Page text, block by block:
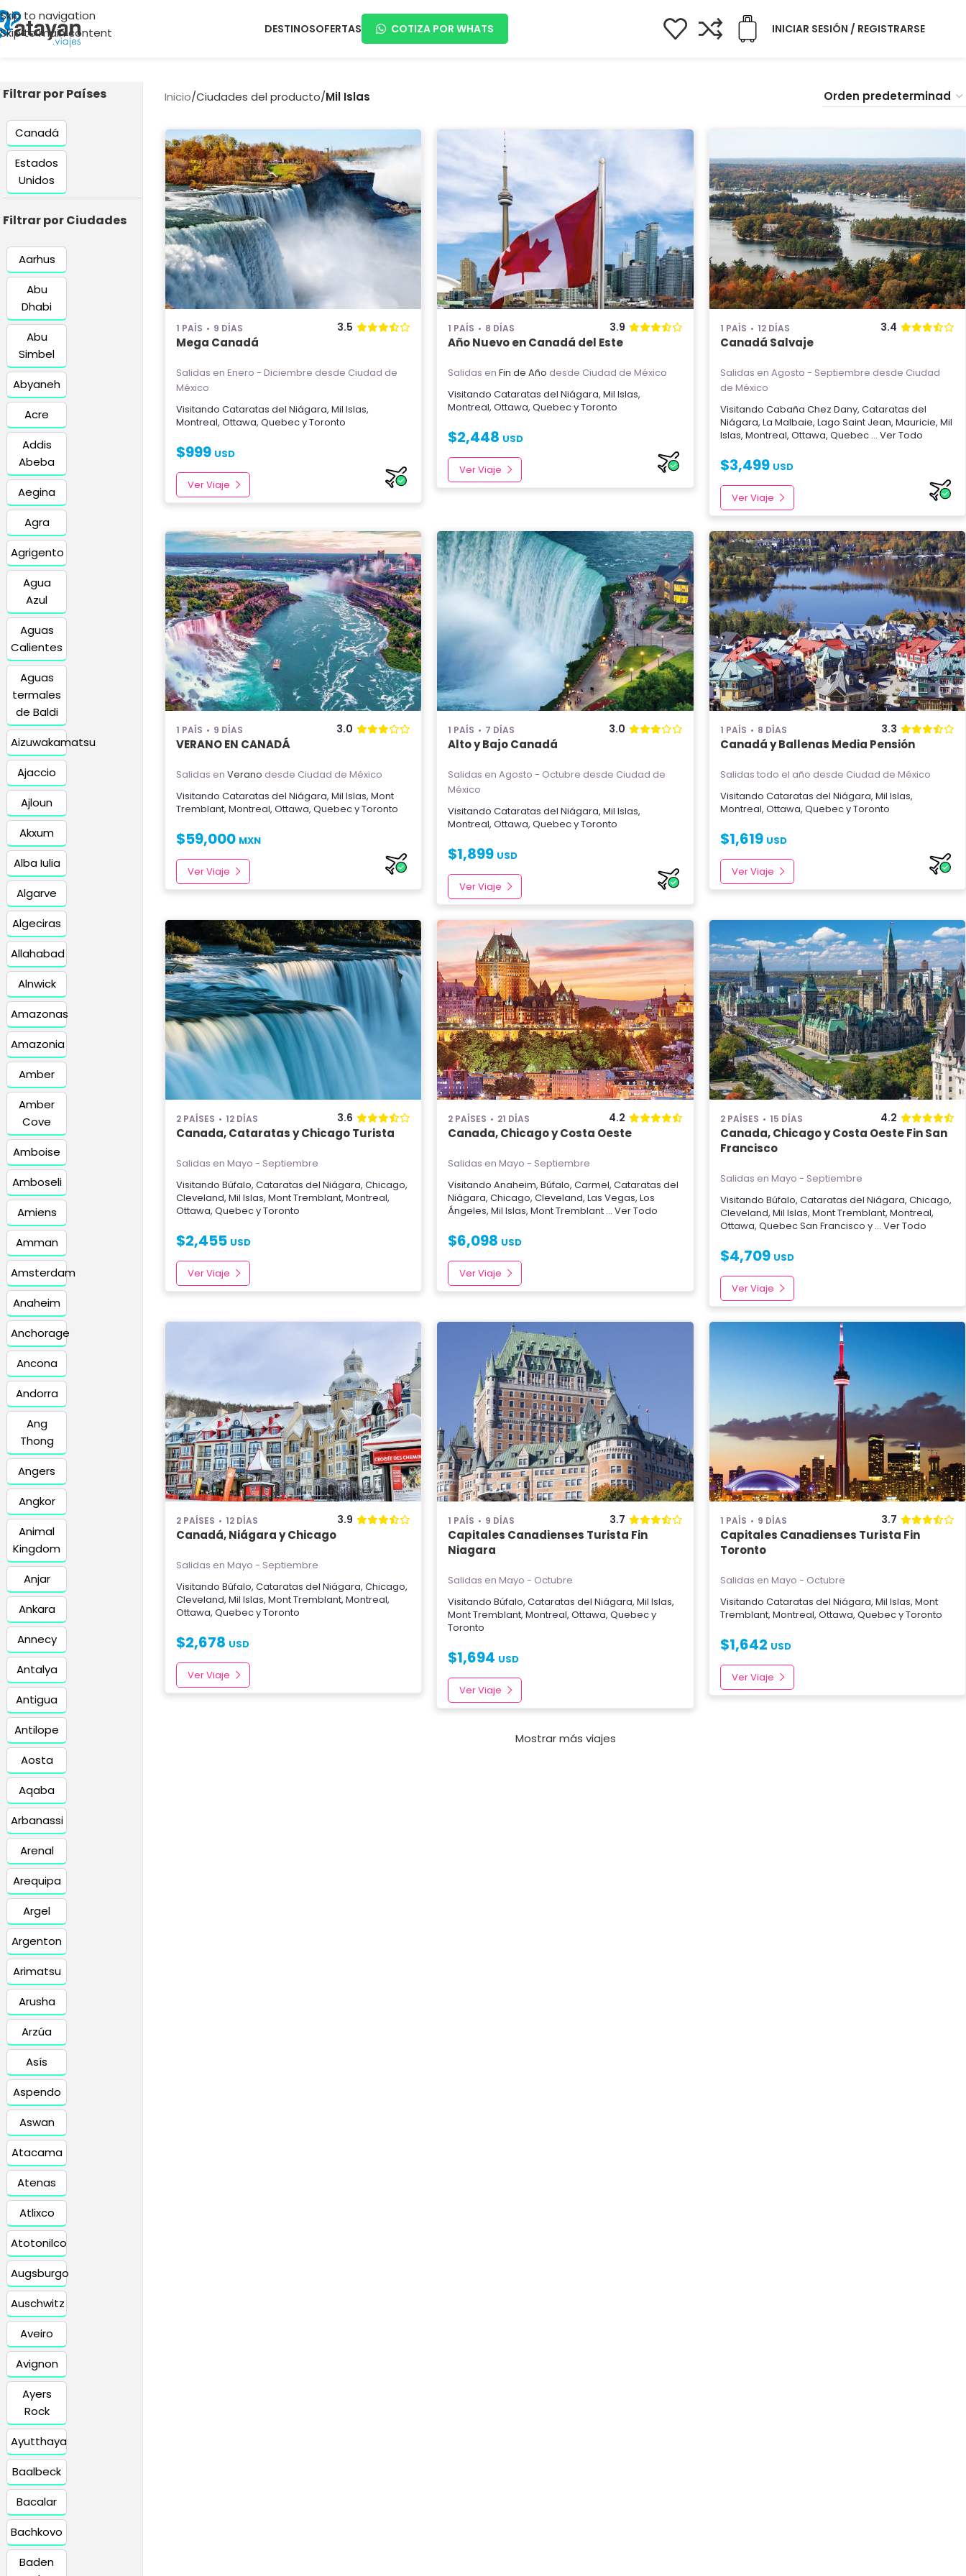
Skip to navigation
Skip to main content
DESTINOSOFERTAS COTIZA POR WHATS INICIAR SESIÓN / REGISTRARSE
Filtrar por Países
Canadá
Estados
Unidos
Filtrar por Ciudades
Aarhus
Abu
Dhabi
Abu
Simbel
Abyaneh
Acre
Addis
Abeba
Aegina
Agra
Agrigento
Agua
Azul
Aguas
Calientes
Aguas
termales
de Baldi
Aizuwakamatsu
Ajaccio
Ajloun
Akxum
Alba Iulia
Algarve
Algeciras
Allahabad
Alnwick
Amazonas
Amazonia
Amber
Amber
Cove
Amboise
Amboseli
Amiens
Amman
Amsterdam
Anaheim
Anchorage
Ancona
Andorra
Ang
Thong
Angers
Angkor
Animal
Kingdom
Anjar
Ankara
Annecy
Antalya
Antigua
Antilope
Aosta
Aqaba
Arbanassi
Arenal
Arequipa
Argel
Argenton
Arimatsu
Arusha
Arzúa
Asís
Aspendo
Aswan
Atacama
Atenas
Atlixco
Atotonilco
Augsburgo
Auschwitz
Aveiro
Avignon
Ayers
Rock
Ayutthaya
Baalbeck
Bacalar
Bachkovo
Baden
Inicio/Ciudades del producto/Mil Islas
1 PAÍS 9 DÍAS 3.5
Mega Canadá
Salidas en Enero - Diciembre desde Ciudad de
México
Visitando Cataratas del Niágara, Mil Islas,
Montreal, Ottawa, QuebecyToronto
$999 USD
Ver Viaje
1 PAÍS 8 DÍAS 3.9
Año Nuevo en Canadá del Este
Salidas enFin de Año desde Ciudad de México
VisitandoCataratas del Niágara,Mil Islas,
Montreal,Ottawa,QuebecyToronto
$2,448 USD
Ver Viaje
1 PAÍS 12 DÍAS 3.4
Canadá Salvaje
Salidas en Agosto - Septiembre desde Ciudad
de México
Visitando Cabaña Chez Dany, Cataratas del
Niágara, La Malbaie, Lago Saint Jean, Mauricie, Mil
Islas, Montreal, Ottawa, Quebec ... Ver Todo
$3,499 USD
Ver Viaje
1 PAÍS 9 DÍAS 3.0
VERANO EN CANADÁ
Salidas en Verano desde Ciudad de México
Visitando Cataratas del Niágara, Mil Islas, Mont
Tremblant, Montreal, Ottawa, QuebecyToronto
$59,000 MXN
Ver Viaje
1 PAÍS 7 DÍAS 3.0
Alto y Bajo Canadá
Salidas en Agosto - Octubre desde Ciudad de
México
VisitandoCataratas del Niágara,Mil Islas,
Montreal,Ottawa,QuebecyToronto
$1,899 USD
Ver Viaje
1 PAÍS 8 DÍAS 3.3
Canadá y Ballenas Media Pensión
Salidas todo el año desde Ciudad de México
Visitando Cataratas del Niágara, Mil Islas,
Montreal, Ottawa, QuebecyToronto
$1,619 USD
Ver Viaje
2 PAÍSES 12 DÍAS 3.6
Canada, Cataratas y Chicago Turista
Salidas en Mayo - Septiembre
Visitando Búfalo, Cataratas del Niágara, Chicago,
Cleveland, Mil Islas, Mont Tremblant, Montreal,
Ottawa, QuebecyToronto
$2,455 USD
Ver Viaje
2 PAÍSES 21 DÍAS 4.2
Canada, Chicago y Costa Oeste
Salidas en Mayo - Septiembre
VisitandoAnaheim,Búfalo,Carmel,Cataratas del
Niágara,Chicago,Cleveland,Las Vegas,Los
Ángeles,Mil Islas,Mont Tremblant ... Ver Todo
$6,098 USD
Ver Viaje
2 PAÍSES 15 DÍAS 4.2
Canada, Chicago y Costa Oeste Fin San
Francisco
Salidas en Mayo - Septiembre
Visitando Búfalo, Cataratas del Niágara, Chicago,
Cleveland, Mil Islas, Mont Tremblant, Montreal,
Ottawa, QuebecSan Francisco y ... Ver Todo
$4,709 USD
Ver Viaje
2 PAÍSES 12 DÍAS 3.9
Canadá, Niágara y Chicago
Salidas en Mayo - Septiembre
Visitando Búfalo, Cataratas del Niágara, Chicago,
Cleveland, Mil Islas, Mont Tremblant, Montreal,
Ottawa, QuebecyToronto
$2,678 USD
Ver Viaje
1 PAÍS 9 DÍAS 3.7
Capitales Canadienses Turista Fin
Niagara
Salidas en Mayo - Octubre
VisitandoBúfalo,Cataratas del Niágara,Mil Islas,
Mont Tremblant,Montreal,Ottawa,Quebecy
Toronto
$1,694 USD
Ver Viaje
1 PAÍS 9 DÍAS 3.7
Capitales Canadienses Turista Fin
Toronto
Salidas en Mayo - Octubre
Visitando Cataratas del Niágara, Mil Islas, Mont
Tremblant, Montreal, Ottawa, QuebecyToronto
$1,642 USD
Ver Viaje
Mostrar más viajes